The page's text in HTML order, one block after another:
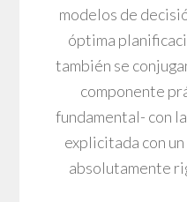
modelos de
óptima
también se
componente
fundamental- con
explicitada con
absolutamente